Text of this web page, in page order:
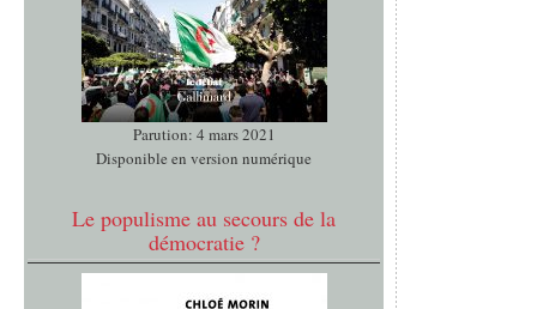
Parution: 4 mars 2021
Disponible en version numérique
Le populisme au secours de la
démocratie ?